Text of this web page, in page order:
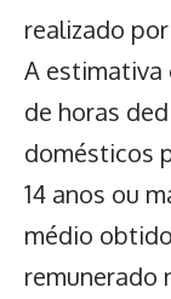
realizado
A estimativa
de horas
domésticos
14 anos ou
médio
remunerado